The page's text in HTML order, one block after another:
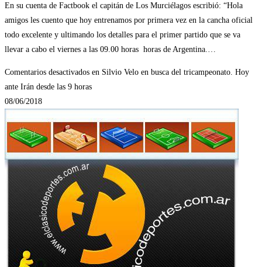
En su cuenta de Factbook el capitán de Los Murciélagos escribió: “Hola
amigos les cuento que hoy entrenamos por primera vez en la cancha oficial
todo excelente y ultimando los detalles para el primer partido que se va
llevar a cabo el viernes a las 09.00 horas horas de Argentina.…
Comentarios desactivados en Silvio Velo en busca del tricampeonato. Hoy
ante Irán desde las 9 horas
08/06/2018